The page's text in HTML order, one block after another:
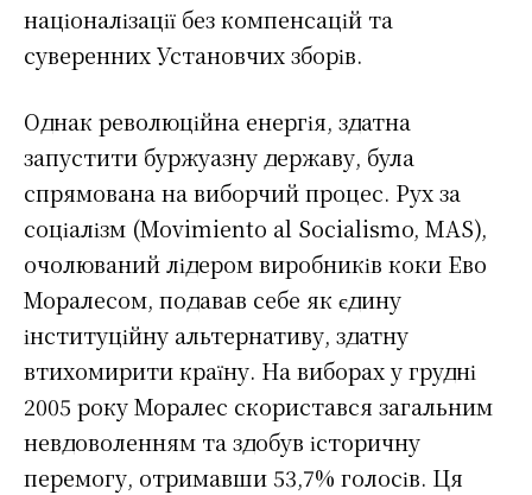
націоналізації без компенсацій та
суверенних Установчих зборів.
Однак революційна енергія, здатна
запустити буржуазну державу, була
спрямована на виборчий процес. Рух за
соціалізм (Movimiento al Socialismo, MAS),
очолюваний лідером виробників коки Ево
Моралесом, подавав себе як єдину
інституційну альтернативу, здатну
втихомирити країну. На виборах у грудні
2005 року Моралес скористався загальним
невдоволенням та здобув історичну
перемогу, отримавши 53,7% голосів. Ця